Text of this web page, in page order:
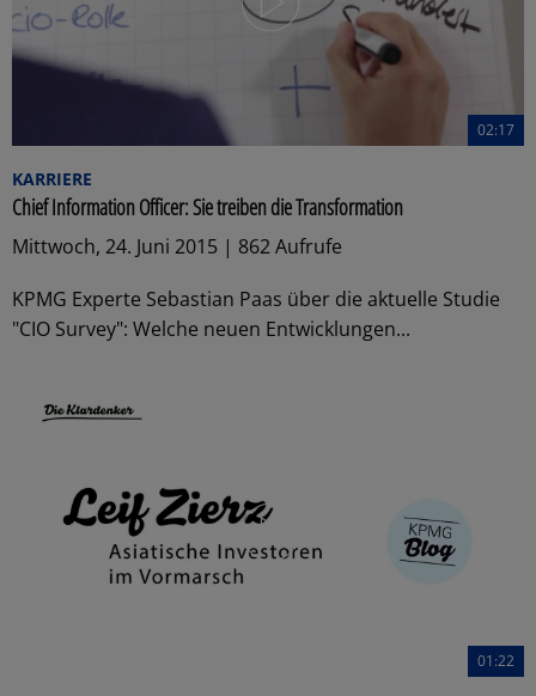
02:17
KARRIERE
Chief Information Officer: Sie treiben die Transformation
Mittwoch, 24. Juni 2015 | 862 Aufrufe
KPMG Experte Sebastian Paas über die aktuelle Studie
"CIO Survey": Welche neuen Entwicklungen...
01:22